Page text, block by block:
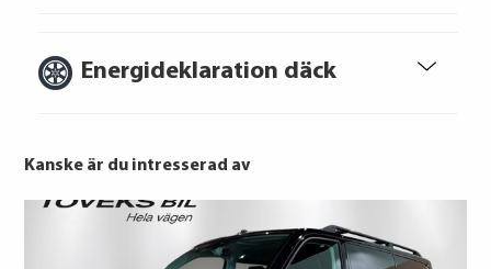
Energideklaration däck
HANKOOK TIRE EUROPE GmbH
Det kan leda till svårigheter att få hyra
bostad, teckna abonnemang och få nya
lån. För stöd, vänd dig till budget- och
skuldrådgivare i din kommun.
Kanske är du intresserad av